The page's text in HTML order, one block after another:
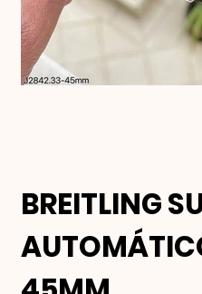
BREITLING